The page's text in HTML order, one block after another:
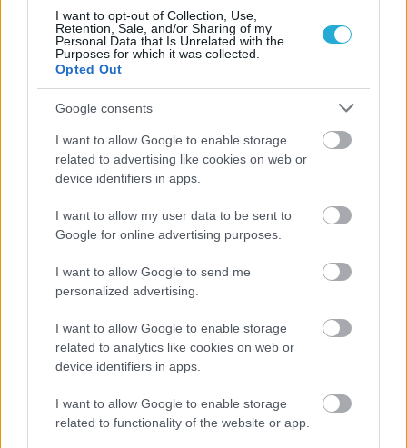
I want to opt-out of Collection, Use,
Retention, Sale, and/or Sharing of my
Personal Data that Is Unrelated with the
Purposes for which it was collected.
Opted Out
Google consents
I want to allow Google to enable storage
related to advertising like cookies on web or
device identifiers in apps.
I want to allow my user data to be sent to
Google for online advertising purposes.
I want to allow Google to send me
personalized advertising.
I want to allow Google to enable storage
related to analytics like cookies on web or
device identifiers in apps.
I want to allow Google to enable storage
related to functionality of the website or app.
Αναγνώριση και σεβασμός
οι σημαντικότερες νίκες του
Α.Ο. Θήρας